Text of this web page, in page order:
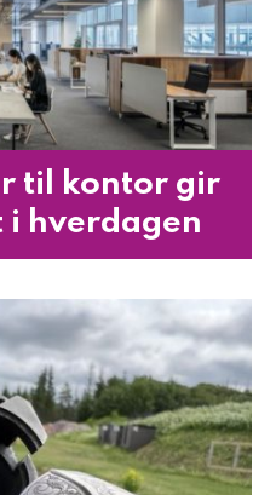
til kontor gir
i hverdagen